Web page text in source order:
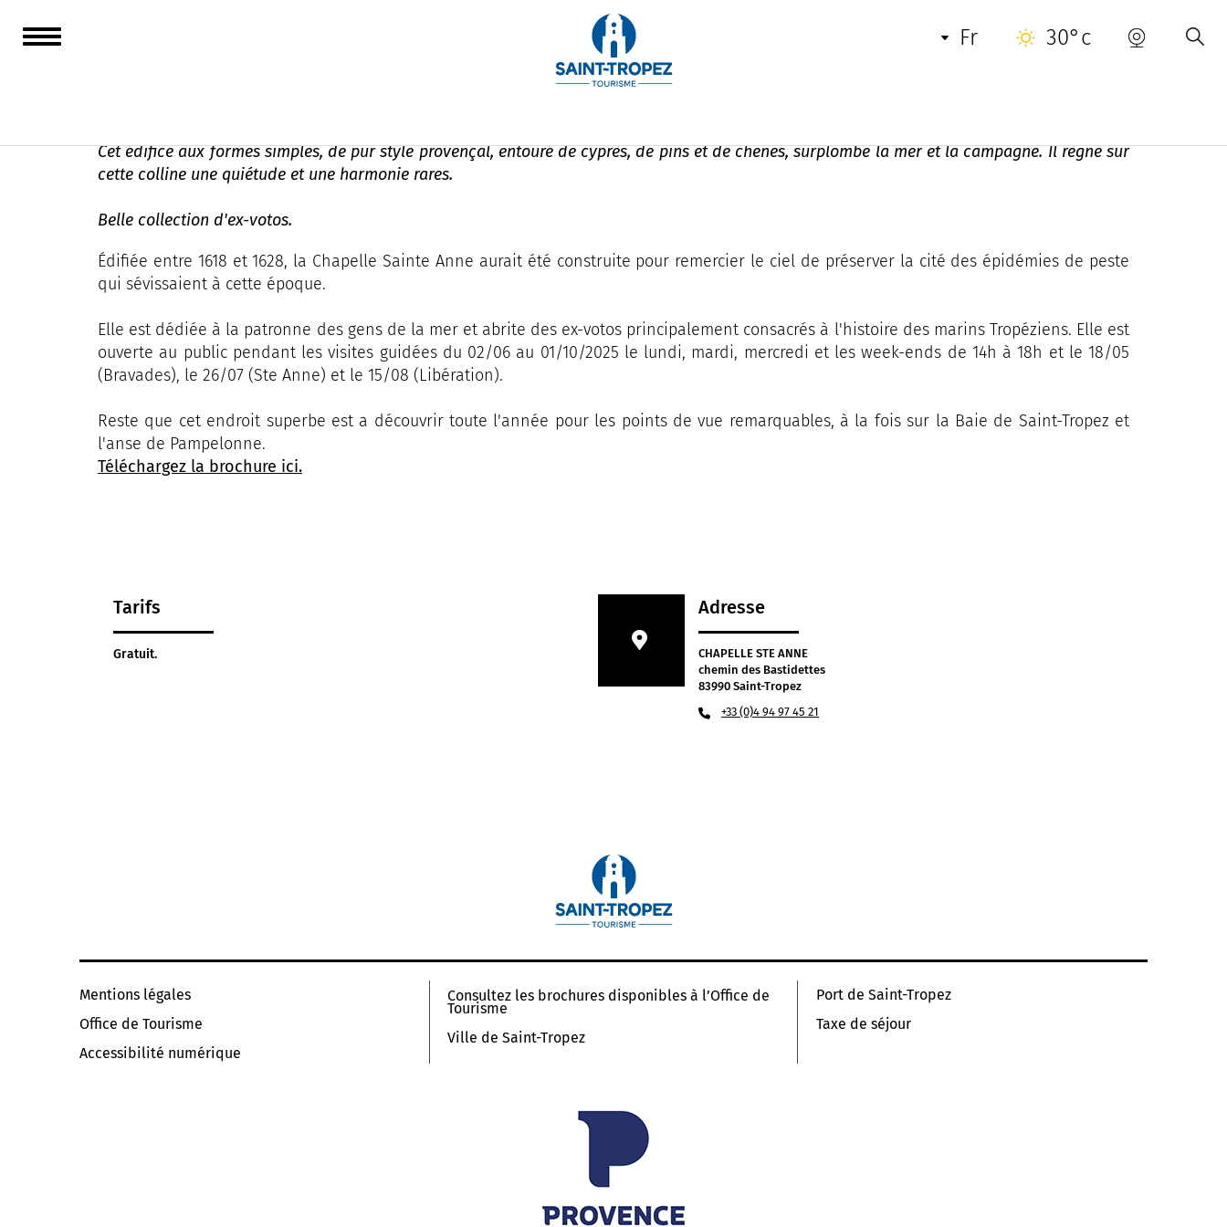
fr 30°c
Cet édifice aux formes simples, de pur style provençal, entouré de cyprès, de pins et de chênes, surplombe la mer et la campagne. Il règne sur
cette colline une quiétude et une harmonie rares.
Belle collection d'ex-votos.
Édifiée entre 1618 et 1628, la Chapelle Sainte Anne aurait été construite pour remercier le ciel de préserver la cité des épidémies de peste
qui sévissaient à cette époque.
Elle est dédiée à la patronne des gens de la mer et abrite des ex-votos principalement consacrés à l'histoire des marins Tropéziens. Elle est
ouverte au public pendant les visites guidées du 02/06 au 01/10/2025 le lundi, mardi, mercredi et les week-ends de 14h à 18h et le 18/05
(Bravades), le 26/07 (Ste Anne) et le 15/08 (Libération).
Reste que cet endroit superbe est a découvrir toute l'année pour les points de vue remarquables, à la fois sur la Baie de Saint-Tropez et
l'anse de Pampelonne.
Téléchargez la brochure ici.
Tarifs
Gratuit.
Adresse
CHAPELLE STE ANNE
chemin des Bastidettes
83990 Saint-Tropez
+33 (0)4 94 97 45 21
Mentions légales
Office de Tourisme
Accessibilité numérique
Consultez les brochures disponibles à l’Office de
Tourisme
Ville de Saint-Tropez
Port de Saint-Tropez
Taxe de séjour